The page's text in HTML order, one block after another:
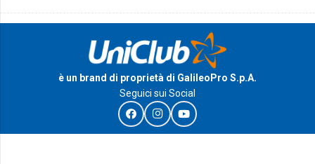
è un brand di proprietà di GalileoPro S.p.A.
Seguici sui Social